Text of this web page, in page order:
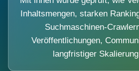
Inhaltsmengen, starken
Suchmaschinen-
Veröffentlichungen,
langfristiger